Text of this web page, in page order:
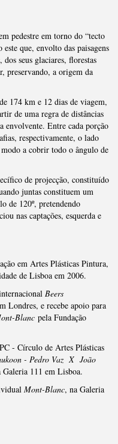
pedestre em torno do “tecto
que, envolto das paisagens
dos seus glaciares, florestas
preservando, a origem da
174 km e 12 dias de viagem,
de uma regra de distâncias
envolvente. Entre cada porção
respectivamente, o lado
a cobrir todo o ângulo de
de projecção, constituído
juntas constituem um
de 120º, pretendendo
nas captações, esquerda e
em Artes Plásticas Pintura,
de Lisboa em 2006.
Beers
Londres, e recebe apoio para
Blanc pela Fundação
- Círculo de Artes Plásticas
- Pedro Vaz X João
Galeria 111 em Lisboa.
Mont-Blanc, na Galeria